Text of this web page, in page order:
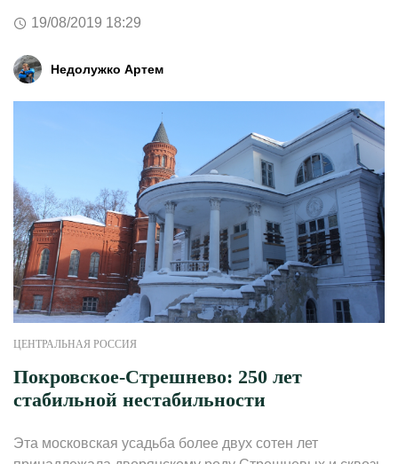
19/08/2019 18:29
Недолужко Артем
ЦЕНТРАЛЬНАЯ РОССИЯ
Покровское-Стрешнево: 250 лет
стабильной нестабильности
Эта московская усадьба более двух сотен лет